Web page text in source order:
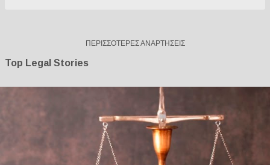
ΠΕΡΙΣΣΌΤΕΡΕΣ ΑΝΑΡΤΉΣΕΙΣ
Top Legal Stories